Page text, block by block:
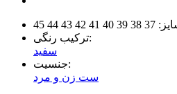
37
38
39
40
41
42
43
44
45
ترکیب رنگی:
سفید
جنسیت:
ست زن و مرد